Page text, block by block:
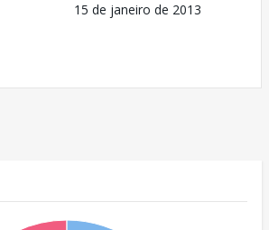
15 de janeiro de 2013